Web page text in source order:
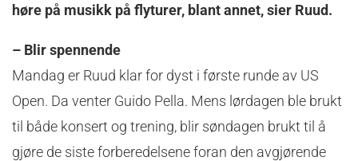
høre på musikk på flyturer, blant annet, sier Ruud.
– Blir spennende
Mandag er Ruud klar for dyst i første runde av US
Open. Da venter Guido Pella. Mens lørdagen ble brukt
til både konsert og trening, blir søndagen brukt til å
gjøre de siste forberedelsene foran den avgjørende